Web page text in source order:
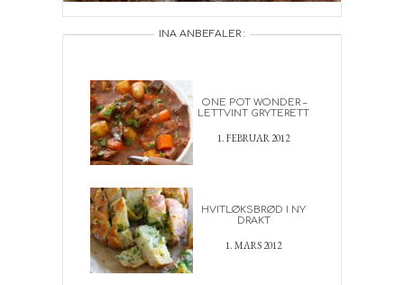
INA ANBEFALER :
ONE POT WONDER –
LETTVINT GRYTERETT
1. FEBRUAR 2012
HVITLØKSBRØD I NY
DRAKT
1. MARS 2012